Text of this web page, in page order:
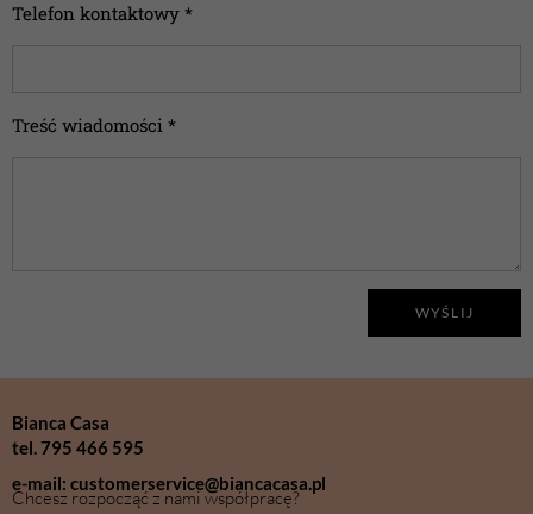
Telefon kontaktowy *
Treść wiadomości *
WYŚLIJ
Bianca Casa
tel. 795 466 595
e-mail: customerservice@biancacasa.pl
Chcesz rozpocząć z nami współpracę?